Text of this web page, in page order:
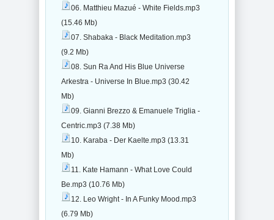
06. Matthieu Mazué - White Fields.mp3
(15.46 Mb)
07. Shabaka - Black Meditation.mp3
(9.2 Mb)
08. Sun Ra And His Blue Universe
Arkestra - Universe In Blue.mp3 (30.42
Mb)
09. Gianni Brezzo & Emanuele Triglia -
Centric.mp3 (7.38 Mb)
10. Karaba - Der Kaelte.mp3 (13.31
Mb)
11. Kate Hamann - What Love Could
Be.mp3 (10.76 Mb)
12. Leo Wright - In A Funky Mood.mp3
(6.79 Mb)